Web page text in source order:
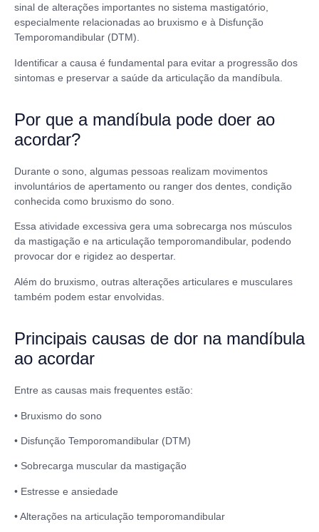
sinal de alterações importantes no sistema mastigatório,
especialmente relacionadas ao bruxismo e à Disfunção
Temporomandibular (DTM).
Identificar a causa é fundamental para evitar a progressão dos
sintomas e preservar a saúde da articulação da mandíbula.
Por que a mandíbula pode doer ao
acordar?
Durante o sono, algumas pessoas realizam movimentos
involuntários de apertamento ou ranger dos dentes, condição
conhecida como bruxismo do sono.
Essa atividade excessiva gera uma sobrecarga nos músculos
da mastigação e na articulação temporomandibular, podendo
provocar dor e rigidez ao despertar.
Além do bruxismo, outras alterações articulares e musculares
também podem estar envolvidas.
Principais causas de dor na mandíbula
ao acordar
Entre as causas mais frequentes estão:
• Bruxismo do sono
• Disfunção Temporomandibular (DTM)
• Sobrecarga muscular da mastigação
• Estresse e ansiedade
• Alterações na articulação temporomandibular